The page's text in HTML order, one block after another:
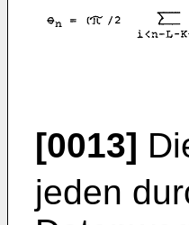
[0013]
jeden